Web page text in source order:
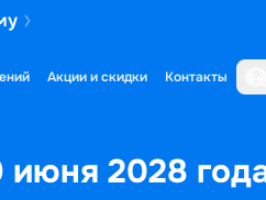
Акции и скидки Контакты
июня 2028